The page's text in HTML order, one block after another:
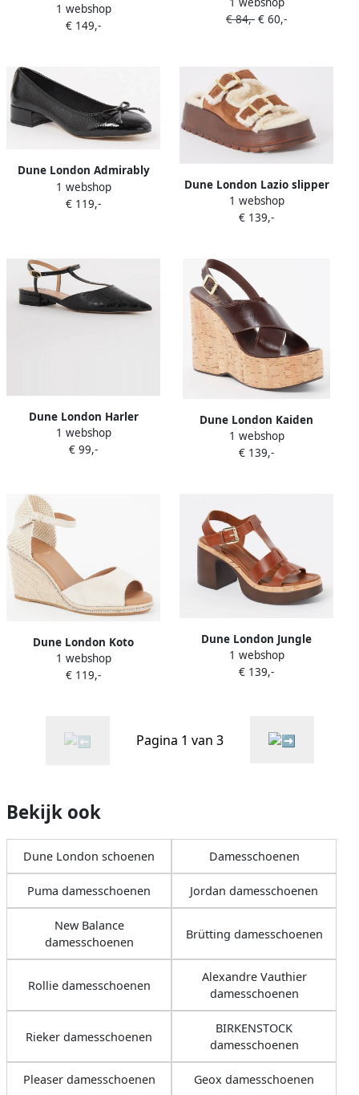
met leren details en strass
1 webshop
€ 149,-
sneaker met plateauzool
€ 84,- € 60,-
Dune London Admirably
pump met structuur en
lakfinish
1 webshop
€ 119,-
Dune London Lazio slipper
met plateauzool
1 webshop
€ 139,-
Dune London Harler
sandaal van tweed met
lurex
1 webshop
€ 99,-
Dune London Kaiden
sandalette van leer
1 webshop
€ 139,-
Dune London Koto
espadrille van suède
1 webshop
€ 119,-
Dune London Jungle
sandalette van leer
1 webshop
€ 139,-
Pagina 1 van 3
Bekijk ook
Dune London schoenen Damesschoenen
Puma damesschoenen Jordan damesschoenen
New Balance
damesschoenen
Brütting damesschoenen
Rollie damesschoenen
Alexandre Vauthier
damesschoenen
Rieker damesschoenen
BIRKENSTOCK
damesschoenen
Pleaser damesschoenen Geox damesschoenen